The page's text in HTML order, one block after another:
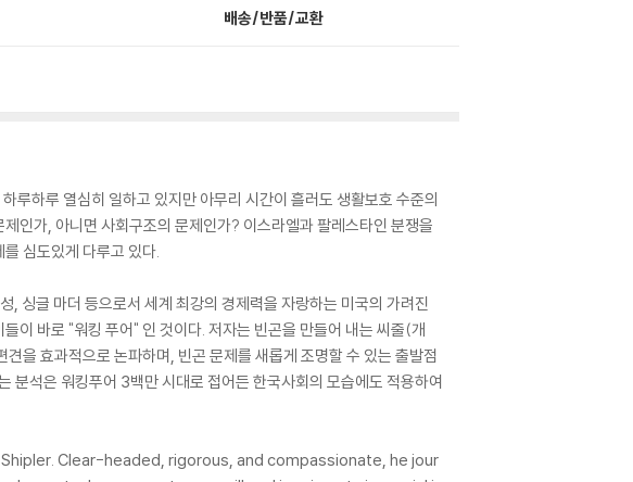
배송/반품/교환
하루 열심히 일하고 있지만 아무리 시간이 흘러도 생활보호 수준의
인가, 아니면 사회구조의 문제인가? 이스라엘과 팔레스타인 분쟁을
심도있게 다루고 있다.
, 싱글 마더 등으로서 세계 최강의 경제력을 자랑하는 미국의 가려진
이 바로 "워킹 푸어" 인 것이다. 저자는 빈곤을 만들어 내는 씨줄(개
을 효과적으로 논파하며, 빈곤 문제를 새롭게 조명할 수 있는 출발점
분석은 워킹푸어 3백만 시대로 접어든 한국사회의 모습에도 적용하여
Clear-headed, rigorous, and compassionate, he jour